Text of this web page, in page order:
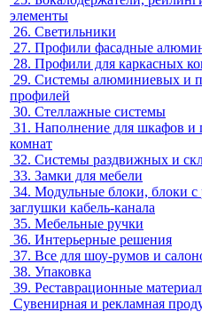
элементы
26. Светильники
27. Профили фасадные
28. Профили для каркасных
29. Системы алюминиевых и
профилей
30. Стеллажные системы
31. Наполнение для шкафов и
комнат
32. Системы раздвижных и
33. Замки для мебели
34. Модульные блоки, блоки с
заглушки кабель-канала
35. Мебельные ручки
36. Интерьерные решения
37. Все для шоу-румов и
38. Упаковка
39. Реставрационные
Сувенирная и рекламная